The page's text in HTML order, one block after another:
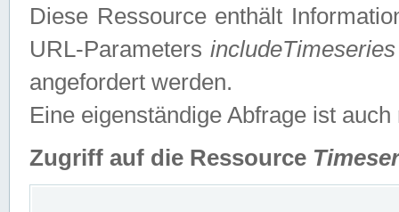
Diese Ressource enthält
URL-ParametersincludeTimeseries
angefordert werden.
Eine eigenständige Abfrage ist auch
Zugriff auf die Ressource